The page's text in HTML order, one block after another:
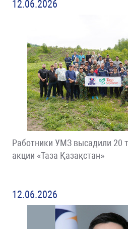
12.06.2026
Работники УМЗ высадили 20
акции «Таза Қазақстан»
12.06.2026